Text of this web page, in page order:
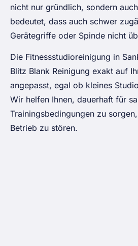
nicht nur gründlich, sondern
bedeutet, dass auch schwer
Gerätegriffe oder Spinde nicht
Die Fitnessstudioreinigung in
Blitz Blank Reinigung exakt auf
angepasst, egal ob kleines
Wir helfen Ihnen, dauerhaft für
Trainingsbedingungen zu
Betrieb zu stören.